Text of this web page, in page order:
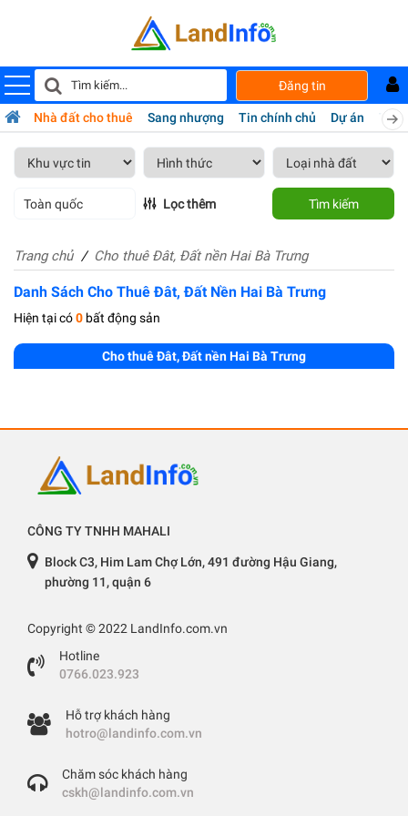
Đăng tin
Nhà đất cho thuê Sang nhượng Tin chính chủ Dự án
Toàn quốc Lọc thêm Tìm kiếm
Trang chủ Cho thuê Đât, Đất nền Hai Bà Trưng
Danh Sách Cho Thuê Đât, Đất Nền Hai Bà Trưng
Hiện tại có0 bất động sản
Cho thuê Đât, Đất nền Hai Bà Trưng
CÔNG TY TNHH MAHALI
Block C3, Him Lam Chợ Lớn, 491 đường Hậu Giang,
phường 11, quận 6
Copyright © 2022 LandInfo.com.vn
Hotline
0766.023.923
Hỗ trợ khách hàng
hotro@landinfo.com.vn
Chăm sóc khách hàng
cskh@landinfo.com.vn